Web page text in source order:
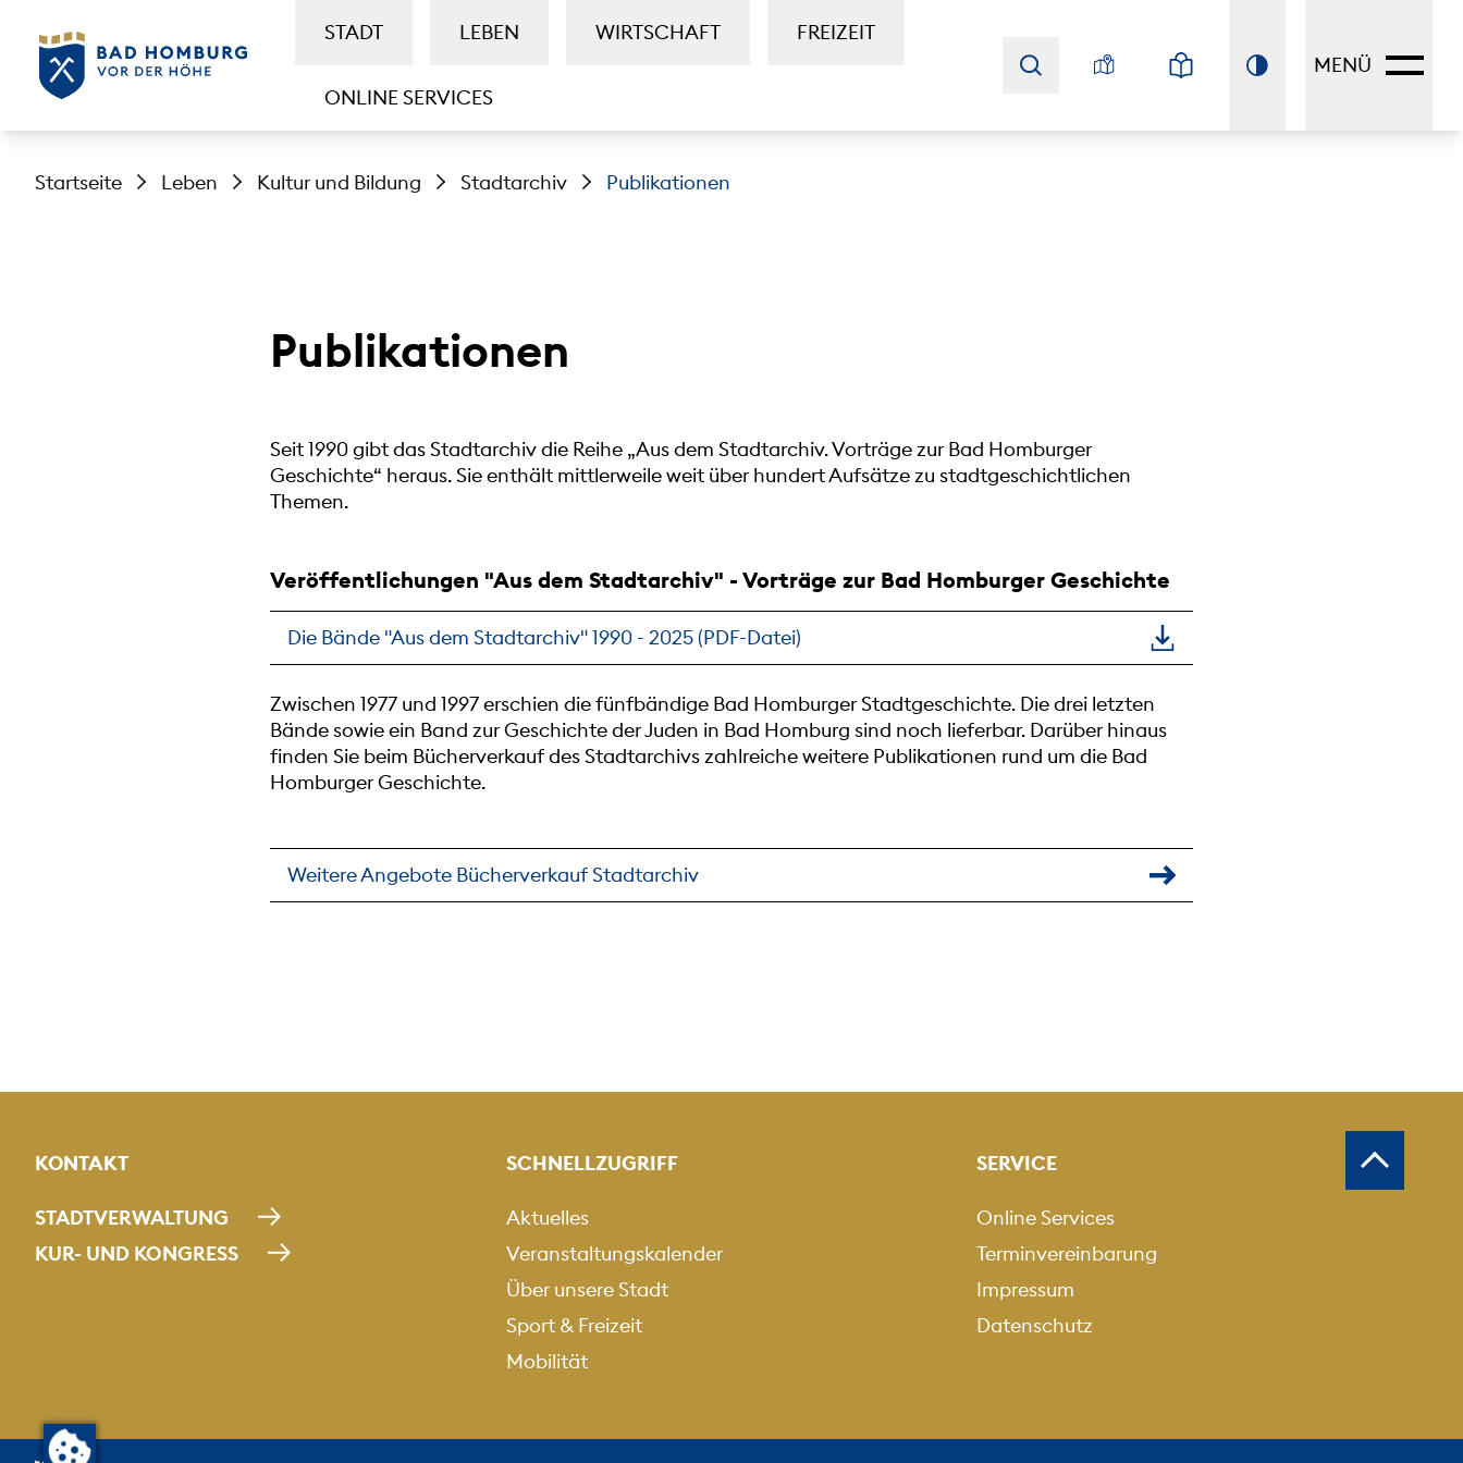
STADT LEBEN WIRTSCHAFT FREIZEIT
ONLINE SERVICES
MENÜ
Startseite Leben Kultur und Bildung Stadtarchiv Publikationen
Publikationen
Seit 1990 gibt das Stadtarchiv die Reihe „Aus dem Stadtarchiv. Vorträge zur Bad Homburger
Geschichte“ heraus. Sie enthält mittlerweile weit über hundert Aufsätze zu stadtgeschichtlichen
Themen.
Veröffentlichungen "Aus dem Stadtarchiv" - Vorträge zur Bad Homburger Geschichte
Die Bände "Aus dem Stadtarchiv" 1990 - 2025 (PDF-Datei)
Zwischen 1977 und 1997 erschien die fünfbändige Bad Homburger Stadtgeschichte. Die drei letzten
Bände sowie ein Band zur Geschichte der Juden in Bad Homburg sind noch lieferbar. Darüber hinaus
finden Sie beim Bücherverkauf des Stadtarchivs zahlreiche weitere Publikationen rund um die Bad
Homburger Geschichte.
Weitere Angebote Bücherverkauf Stadtarchiv
KONTAKT
STADTVERWALTUNG
KUR- UND KONGRESS
SCHNELLZUGRIFF
Aktuelles
Veranstaltungskalender
Über unsere Stadt
Sport & Freizeit
Mobilität
SERVICE
Online Services
Terminvereinbarung
Impressum
Datenschutz